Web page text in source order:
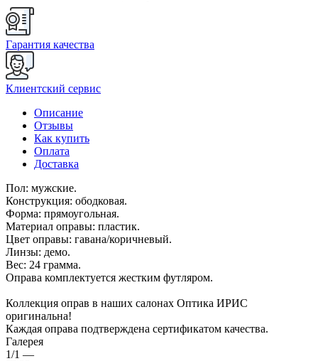
Гарантия качества
Клиентский сервис
Описание
Отзывы
Как купить
Оплата
Доставка
Пол: мужские.
Конструкция: ободковая.
Форма: прямоугольная.
Материал оправы: пластик.
Цвет оправы: гавана/коричневый.
Линзы: демо.
Вес: 24 грамма.
Оправа комплектуется жестким футляром.
Коллекция оправ в наших салонах Оптика ИРИС
оригинальна!
Каждая оправа подтверждена сертификатом качества.
Галерея
1/1 —